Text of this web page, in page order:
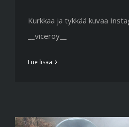
Kurkkaa ja tykkää kuvaa
__viceroy__
Lue lisää